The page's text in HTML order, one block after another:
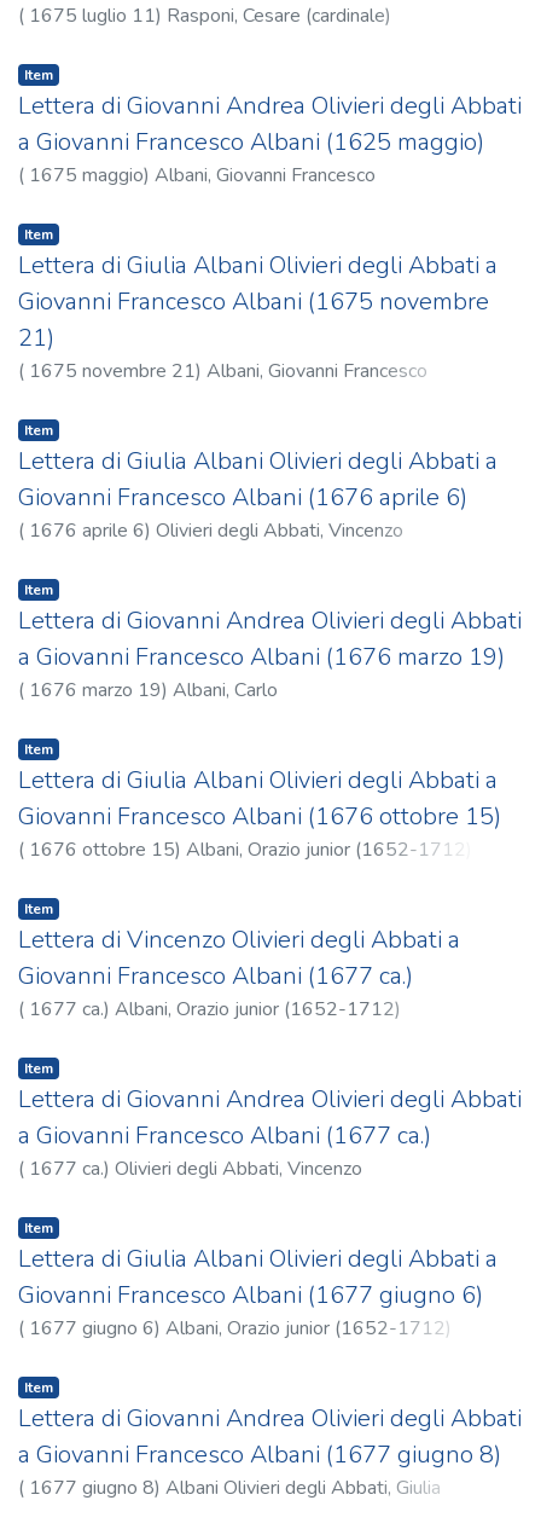
( 1675 luglio 11) Rasponi, Cesare (cardinale)
Item
Lettera di Giovanni Andrea Olivieri degli Abbati
a Giovanni Francesco Albani (1625 maggio)
( 1675 maggio) Albani, Giovanni Francesco
Item
Lettera di Giulia Albani Olivieri degli Abbati a
Giovanni Francesco Albani (1675 novembre
21)
( 1675 novembre 21) Albani, Giovanni Francesco
Item
Lettera di Giulia Albani Olivieri degli Abbati a
Giovanni Francesco Albani (1676 aprile 6)
( 1676 aprile 6) Olivieri degli Abbati, Vincenzo
Item
Lettera di Giovanni Andrea Olivieri degli Abbati
a Giovanni Francesco Albani (1676 marzo 19)
( 1676 marzo 19) Albani, Carlo
Item
Lettera di Giulia Albani Olivieri degli Abbati a
Giovanni Francesco Albani (1676 ottobre 15)
( 1676 ottobre 15) Albani, Orazio junior (1652-1712)
Item
Lettera di Vincenzo Olivieri degli Abbati a
Giovanni Francesco Albani (1677 ca.)
( 1677 ca.) Albani, Orazio junior (1652-1712)
Item
Lettera di Giovanni Andrea Olivieri degli Abbati
a Giovanni Francesco Albani (1677 ca.)
( 1677 ca.) Olivieri degli Abbati, Vincenzo
Item
Lettera di Giulia Albani Olivieri degli Abbati a
Giovanni Francesco Albani (1677 giugno 6)
( 1677 giugno 6) Albani, Orazio junior (1652-1712)
Item
Lettera di Giovanni Andrea Olivieri degli Abbati
a Giovanni Francesco Albani (1677 giugno 8)
( 1677 giugno 8) Albani Olivieri degli Abbati, Giulia